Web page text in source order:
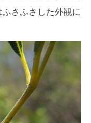
さふさした外観に